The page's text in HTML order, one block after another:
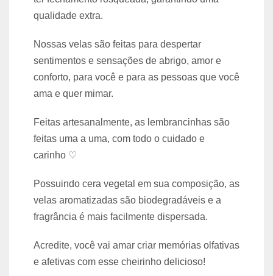
qualidade extra.
Nossas velas são feitas para despertar
sentimentos e sensações de abrigo, amor e
conforto, para você e para as pessoas que você
ama e quer mimar.
Feitas artesanalmente, as lembrancinhas são
feitas uma a uma, com todo o cuidado e
carinho ♡
Possuindo cera vegetal em sua composição, as
velas aromatizadas são biodegradáveis e a
fragrância é mais facilmente dispersada.
Acredite, você vai amar criar memórias olfativas
e afetivas com esse cheirinho delicioso!